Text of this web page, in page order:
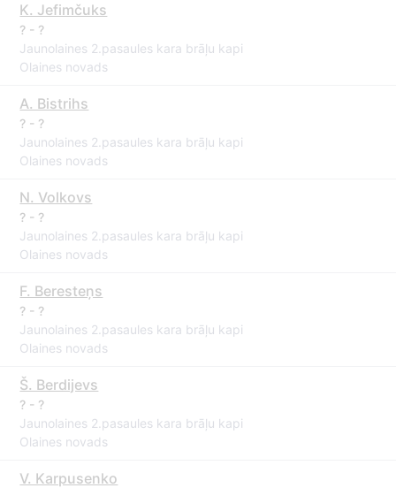
K. Jefimčuks
? - ?
Jaunolaines 2.pasaules kara brāļu kapi
Olaines novads
A. Bistrihs
? - ?
Jaunolaines 2.pasaules kara brāļu kapi
Olaines novads
N. Volkovs
? - ?
Jaunolaines 2.pasaules kara brāļu kapi
Olaines novads
F. Beresteņs
? - ?
Jaunolaines 2.pasaules kara brāļu kapi
Olaines novads
Š. Berdijevs
? - ?
Jaunolaines 2.pasaules kara brāļu kapi
Olaines novads
V. Karpusenko